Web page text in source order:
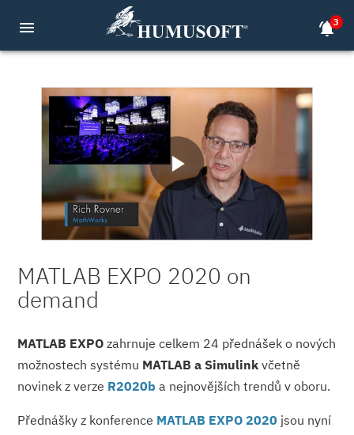
menu notifications_active3
MATLAB EXPO 2020 on
demand
MATLAB EXPO zahrnuje celkem 24 přednášek o nových
možnostech systému MATLAB a Simulink včetně
novinek z verze R2020b a nejnovějších trendů v oboru.
Přednášky z konference MATLAB EXPO 2020 jsou nyní